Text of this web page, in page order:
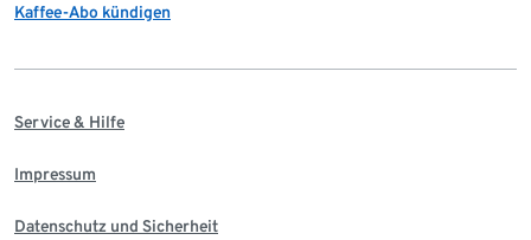
Kaffee-Abo kündigen
Service & Hilfe
Impressum
Datenschutz und Sicherheit